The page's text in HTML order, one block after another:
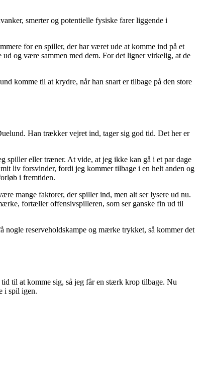
smerter og potentielle fysiske farer liggende i
for en spiller, der har været ude at komme ind på et
og være sammen med dem. For det ligner virkelig, at de
komme til at krydre, når han snart er tilbage på den store
Han trækker vejret ind, tager sig god tid. Det her er
spiller eller træner. At vide, at jeg ikke kan gå i et par dage
liv forsvinder, fordi jeg kommer tilbage i en helt anden og
i fremtiden.
mange faktorer, der spiller ind, men alt ser lysere ud nu.
fortæller offensivspilleren, som ser ganske fin ud til
reserveholdskampe og mærke trykket, så kommer det
til at komme sig, så jeg får en stærk krop tilbage. Nu
i spil igen.